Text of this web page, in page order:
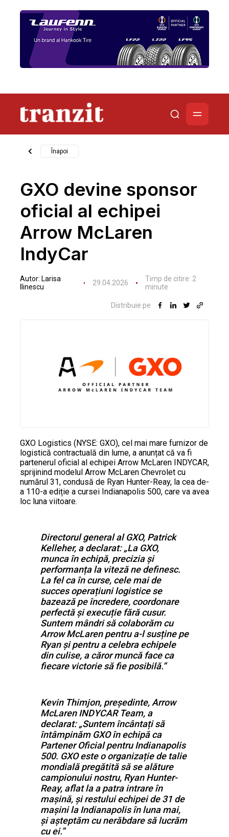
Înapoi
GXO devine sponsor
oficial al echipei
Arrow McLaren
IndyCar
Autor: Larisa
Ilinescu
29.04.2026 Timp de citire: 2
minute
Distribuie pe
GXO Logistics (NYSE: GXO), cel mai mare furnizor de
logistică contractuală din lume, a anunțat că va fi
partenerul oficial al echipei Arrow McLaren INDYCAR,
sprijinind modelul Arrow McLaren Chevrolet cu
numărul 31, condusă de Ryan Hunter-Reay, la cea de-
a 110-a ediție a cursei Indianapolis 500, care va avea
loc luna viitoare.
Directorul general al GXO, Patrick
Kelleher, a declarat: „La GXO,
munca în echipă, precizia și
performanța la viteză ne definesc.
La fel ca în curse, cele mai de
succes operațiuni logistice se
bazează pe încredere, coordonare
perfectă și execuție fără cusur.
Suntem mândri să colaborăm cu
Arrow McLaren pentru a-l susține pe
Ryan și pentru a celebra echipele
din culise, a căror muncă face ca
fiecare victorie să fie posibilă.”
Kevin Thimjon, președinte, Arrow
McLaren INDYCAR Team, a
declarat: „Suntem încântați să
întâmpinăm GXO în echipă ca
Partener Oficial pentru Indianapolis
500. GXO este o organizație de talie
mondială pregătită să se alăture
campionului nostru, Ryan Hunter-
Reay, aflat la a patra intrare în
mașină, și restului echipei de 31 de
mașini la Indianapolis în luna mai,
și așteptăm cu nerăbdare să lucrăm
cu ei.”